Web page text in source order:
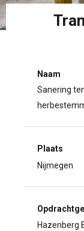
Naam
Sanering
Plaats
Nijmegen
Hazenberg